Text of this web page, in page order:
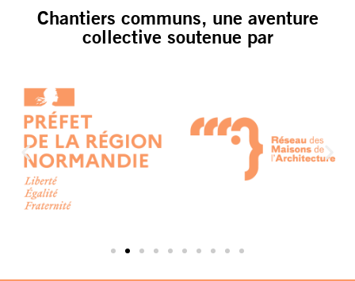
Chantiers communs, une aventure
collective soutenue par